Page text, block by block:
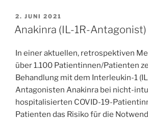
VERÖFFENTLICHT
AM
2. JUNI 2021
Anakinra (IL-1R-Antagonist)
In einer aktuellen, retrospektiven
über 1.100 Patientinnen/Patienten
Behandlung mit dem Interleukin-1
Antagonisten Anakinra bei nicht-
hospitalisierten COVID-19-
Patienten das Risiko für die